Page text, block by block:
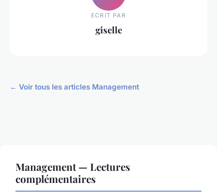
ECRIT PAR
giselle
← Voir tous les articles Management
Management — Lectures
complémentaires